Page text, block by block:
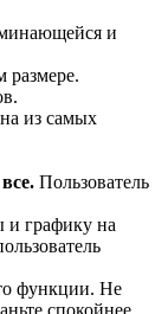
и
размере.
из самых
Пользователь
и графику на
функции. Не